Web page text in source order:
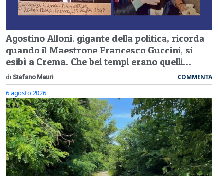
Agostino Alloni, gigante della politica, ricorda
quando il Maestrone Francesco Guccini, si
esibì a Crema. Che bei tempi erano quelli…
di Stefano Mauri COMMENTA
6 agosto 2026